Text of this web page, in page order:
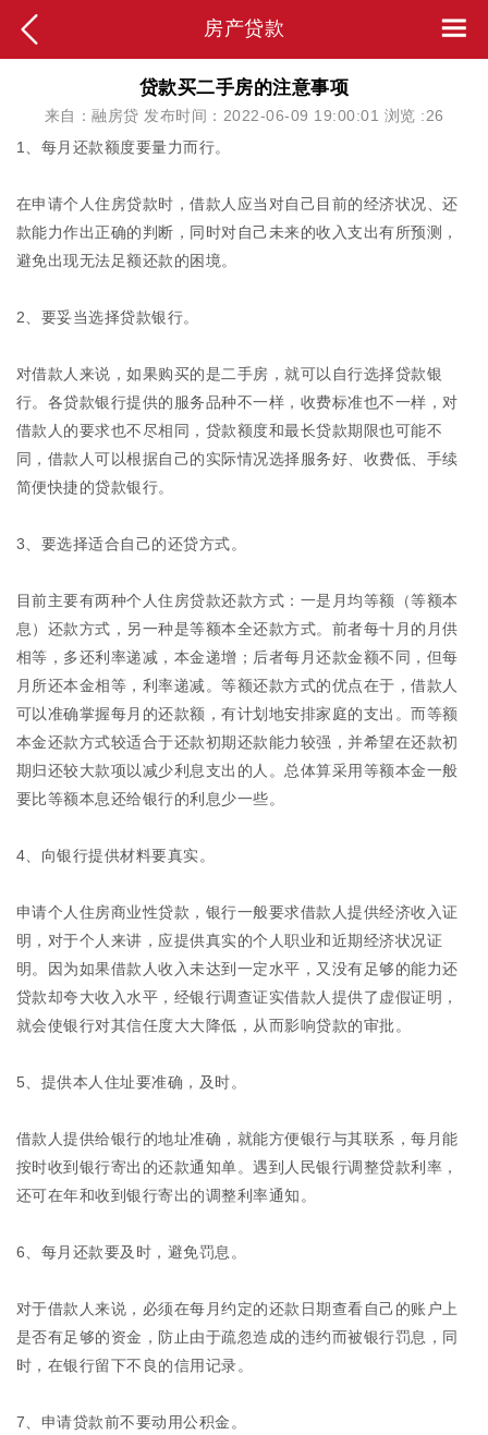
房产贷款
贷款买二手房的注意事项
来自：融房贷 发布时间：2022-06-09 19:00:01 浏览 :26
1、每月还款额度要量力而行。
在申请个人住房贷款时，借款人应当对自己目前的经济状况、还
款能力作出正确的判断，同时对自己未来的收入支出有所预测，
避免出现无法足额还款的困境。
2、要妥当选择贷款银行。
对借款人来说，如果购买的是二手房，就可以自行选择贷款银
行。各贷款银行提供的服务品种不一样，收费标准也不一样，对
借款人的要求也不尽相同，贷款额度和最长贷款期限也可能不
同，借款人可以根据自己的实际情况选择服务好、收费低、手续
简便快捷的贷款银行。
3、要选择适合自己的还贷方式。
目前主要有两种个人住房贷款还款方式：一是月均等额（等额本
息）还款方式，另一种是等额本全还款方式。前者每十月的月供
相等，多还利率递减，本金递增；后者每月还款金额不同，但每
月所还本金相等，利率递减。等额还款方式的优点在于，借款人
可以准确掌握每月的还款额，有计划地安排家庭的支出。而等额
本金还款方式较适合于还款初期还款能力较强，并希望在还款初
期归还较大款项以减少利息支出的人。总体算采用等额本金一般
要比等额本息还给银行的利息少一些。
4、向银行提供材料要真实。
申请个人住房商业性贷款，银行一般要求借款人提供经济收入证
明，对于个人来讲，应提供真实的个人职业和近期经济状况证
明。因为如果借款人收入未达到一定水平，又没有足够的能力还
贷款却夸大收入水平，经银行调查证实借款人提供了虚假证明，
就会使银行对其信任度大大降低，从而影响贷款的审批。
5、提供本人住址要准确，及时。
借款人提供给银行的地址准确，就能方便银行与其联系，每月能
按时收到银行寄出的还款通知单。遇到人民银行调整贷款利率，
还可在年和收到银行寄出的调整利率通知。
6、每月还款要及时，避免罚息。
对于借款人来说，必须在每月约定的还款日期查看自己的账户上
是否有足够的资金，防止由于疏忽造成的违约而被银行罚息，同
时，在银行留下不良的信用记录。
7、申请贷款前不要动用公积金。